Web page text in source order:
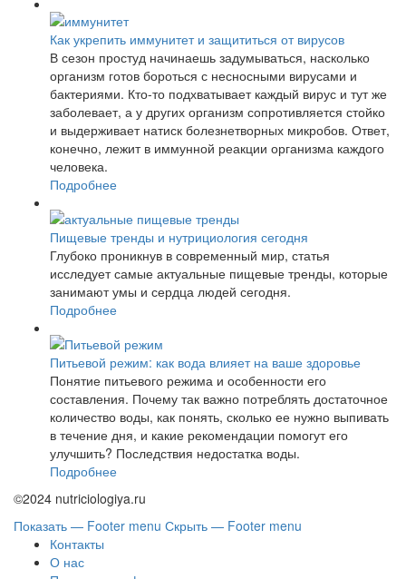
Как укрепить иммунитет и защититься от вирусов
В сезон простуд начинаешь задумываться, насколько
организм готов бороться с несносными вирусами и
бактериями. Кто-то подхватывает каждый вирус и тут же
заболевает, а у других организм сопротивляется стойко
и выдерживает натиск болезнетворных микробов. Ответ,
конечно, лежит в иммунной реакции организма каждого
человека.
Подробнее
Пищевые тренды и нутрициология сегодня
Глубоко проникнув в современный мир, статья
исследует самые актуальные пищевые тренды, которые
занимают умы и сердца людей сегодня.
Подробнее
Питьевой режим: как вода влияет на ваше здоровье
Понятие питьевого режима и особенности его
составления. Почему так важно потреблять достаточное
количество воды, как понять, сколько ее нужно выпивать
в течение дня, и какие рекомендации помогут его
улучшить? Последствия недостатка воды.
Подробнее
©2024 nutriciologiya.ru
Показать — Footer menu Скрыть — Footer menu
Контакты
О нас